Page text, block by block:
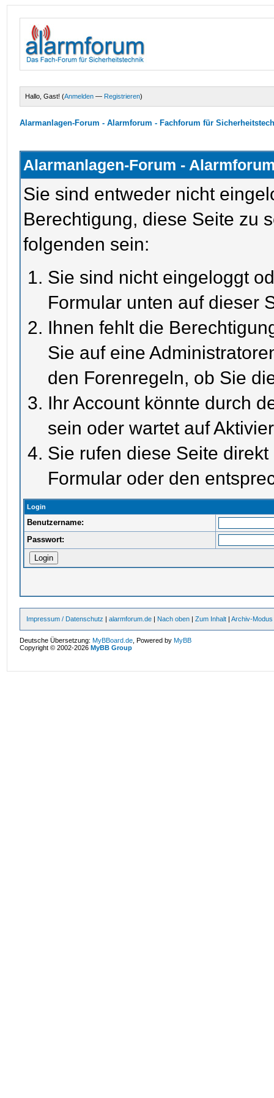
Hallo, Gast! (Anmelden — Registrieren)
Alarmanlagen-Forum - Alarmforum - Fachforum für
Alarmanlagen-Forum -
Sie sind entweder nicht
Berechtigung, diese Seite zu
folgenden sein:
Sie sind nicht eingeloggt
Formular unten auf dieser
Ihnen fehlt die
Sie auf eine
den Forenregeln, ob Sie
Ihr Account könnte durch
sein oder wartet auf
Sie rufen diese Seite
Formular oder den
Login
Benutzername:
Passwort:
Impressum / Datenschutz |alarmforum.de | Nach oben |Zum Inhalt |Archiv-Modus
Deutsche Übersetzung:MyBBoard.de , Powered byMyBB
Copyright © 2002-2026MyBB Group